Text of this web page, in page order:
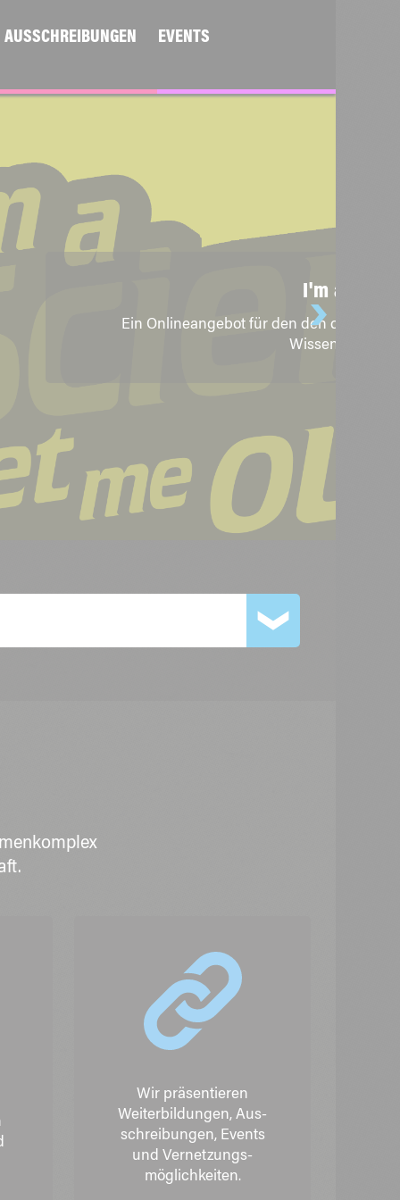
AUSSCHREIBUNGEN
EVENTS
mit
Wir präsentieren
Weiterbildungen, Aus-
schreibungen, Events
und Vernetzungs-
möglichkeiten.